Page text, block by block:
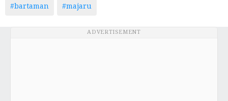
#bartaman #majaru
ADVERTISEMENT